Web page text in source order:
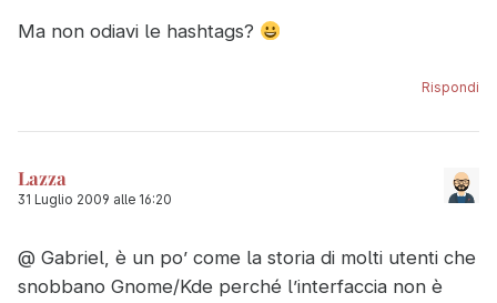
Ma non odiavi le hashtags?
Rispondi
Lazza
31 Luglio 2009 alle 16:20
@ Gabriel, è un po’ come la storia di molti utenti che
snobbano Gnome/Kde perché l’interfaccia non è